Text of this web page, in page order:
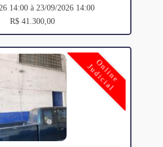
14:00 à 23/09/2026 14:00
R$ 41.300,00
Online
Judicial